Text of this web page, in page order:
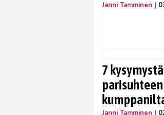
Janni Tamminen |
7
Janni Tamminen |